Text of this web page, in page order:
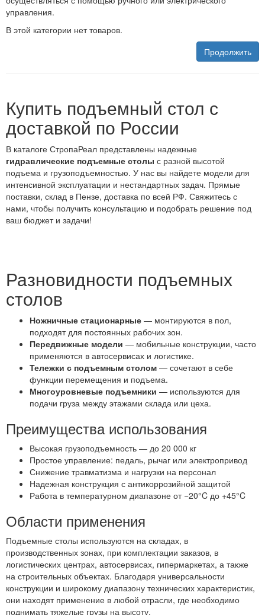
управления.
В этой категории нет товаров.
Продолжить
Купить подъемный стол с
доставкой по России
В каталоге СтропаРеал представлены надежные
гидравлические подъемные столы с разной высотой
подъема и грузоподъемностью. У нас вы найдете модели для
интенсивной эксплуатации и нестандартных задач. Прямые
поставки, склад в Пензе, доставка по всей РФ. Свяжитесь с
нами, чтобы получить консультацию и подобрать решение под
ваш бюджет и задачи!
Разновидности подъемных
столов
Ножничные стационарные — монтируются в пол,
подходят для постоянных рабочих зон.
Передвижные модели — мобильные конструкции, часто
применяются в автосервисах и логистике.
Тележки с подъемным столом — сочетают в себе
функции перемещения и подъема.
Многоуровневые подъемники — используются для
подачи груза между этажами склада или цеха.
Преимущества использования
Высокая грузоподъемность — до 20 000 кг
Простое управление: педаль, рычаг или электропривод
Снижение травматизма и нагрузки на персонал
Надежная конструкция с антикоррозийной защитой
Работа в температурном диапазоне от −20°C до +45°C
Области применения
Подъемные столы используются на складах, в
производственных зонах, при комплектации заказов, в
логистических центрах, автосервисах, гипермаркетах, а также
на строительных объектах. Благодаря универсальности
конструкции и широкому диапазону технических характеристик,
они находят применение в любой отрасли, где необходимо
поднимать тяжелые грузы на высоту.